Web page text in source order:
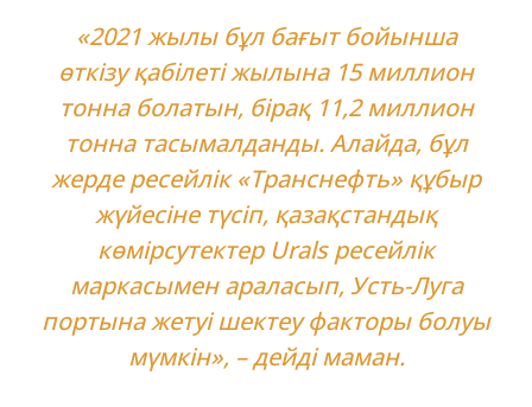
«2021 жылы бұл бағыт бойынша
өткізу қабілеті жылына 15 миллион
тонна болатын, бірақ 11,2 миллион
тонна тасымалданды. Алайда, бұл
жерде ресейлік «Транснефть» құбыр
жүйесіне түсіп, қазақстандық
көмірсутектер Urals ресейлік
маркасымен араласып, Усть-Луга
портына жетуі шектеу факторы болуы
мүмкін», – дейді маман.